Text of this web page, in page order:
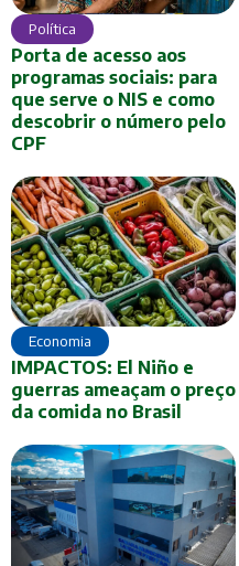
Política
Porta de acesso aos
programas sociais: para
que serve o NIS e como
descobrir o número pelo
CPF
Economia
IMPACTOS: El Niño e
guerras ameaçam o preço
da comida no Brasil